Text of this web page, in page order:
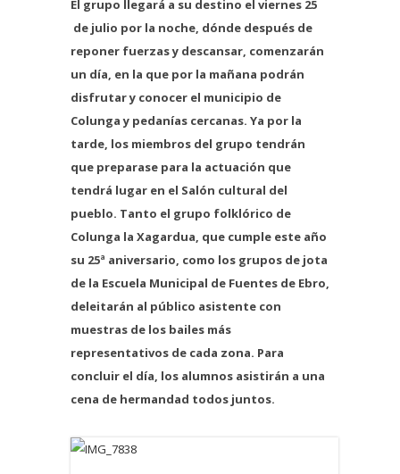
El grupo llegará a su destino el viernes 25
de julio por la noche, dónde después de
reponer fuerzas y descansar, comenzarán
un día, en la que por la mañana podrán
disfrutar y conocer el municipio de
Colunga y pedanías cercanas. Ya por la
tarde, los miembros del grupo tendrán
que preparase para la actuación que
tendrá lugar en el Salón cultural del
pueblo. Tanto el grupo folklórico de
Colunga la Xagardua, que cumple este año
su 25ª aniversario, como los grupos de jota
de la Escuela Municipal de Fuentes de Ebro,
deleitarán al público asistente con
muestras de los bailes más
representativos de cada zona. Para
concluir el día, los alumnos asistirán a una
cena de hermandad todos juntos.